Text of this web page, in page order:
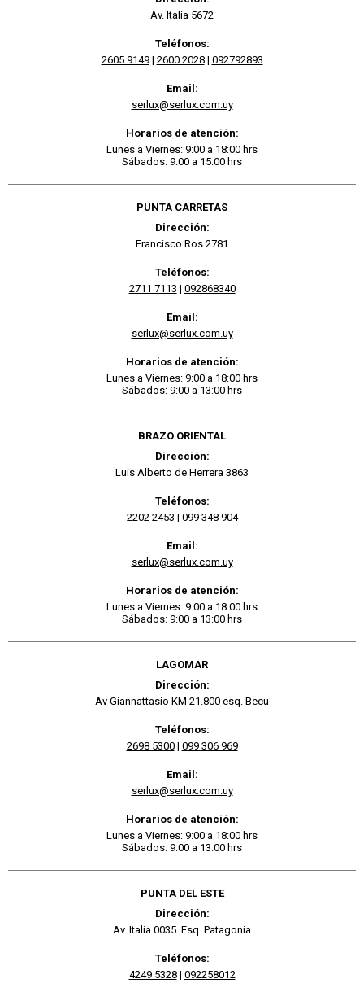
Av. Italia 5672
Teléfonos:
2605 9149| 2600 2028| 092792893
Email:
serlux@serlux.com.uy
Horarios de atención:
Lunes a Viernes: 9:00 a 18:00 hrs
Sábados: 9:00 a 15:00 hrs
PUNTA CARRETAS
Dirección:
Francisco Ros 2781
Teléfonos:
2711 7113 | 092868340
Email:
serlux@serlux.com.uy
Horarios de atención:
Lunes a Viernes: 9:00 a 18:00 hrs
Sábados: 9:00 a 13:00 hrs
BRAZO ORIENTAL
Dirección:
Luis Alberto de Herrera 3863
Teléfonos:
2202 2453 | 099 348 904
Email:
serlux@serlux.com.uy
Horarios de atención:
Lunes a Viernes: 9:00 a 18:00 hrs
Sábados: 9:00 a 13:00 hrs
LAGOMAR
Dirección:
Av Giannattasio KM 21.800 esq. Becu
Teléfonos:
2698 5300| 099 306 969
Email:
serlux@serlux.com.uy
Horarios de atención:
Lunes a Viernes: 9:00 a 18:00 hrs
Sábados: 9:00 a 13:00 hrs
PUNTA DEL ESTE
Dirección:
Av. Italia 0035. Esq. Patagonia
Teléfonos:
4249 5328| 092258012